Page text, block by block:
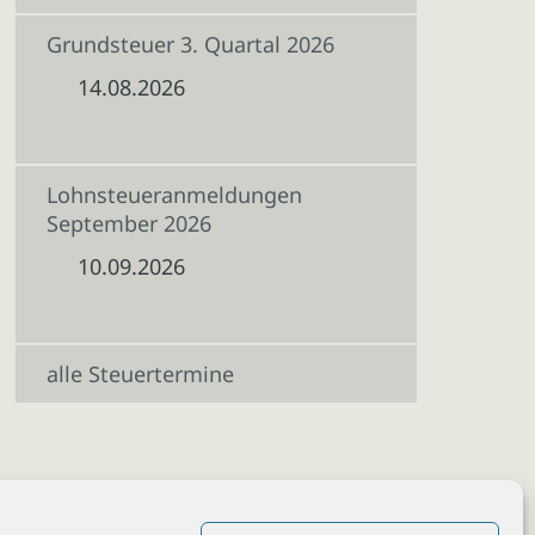
Grundsteuer 3. Quartal 2026
14.08.2026
Lohnsteueranmeldungen
September 2026
10.09.2026
alle Steuertermine